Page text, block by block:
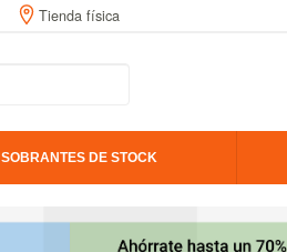
Tienda física
SOBRANTES DE STOCK